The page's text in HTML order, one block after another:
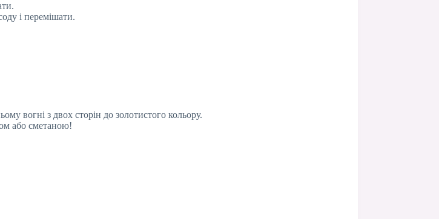
і перемішати.
вогні з двох сторін до золотистого кольору.
або сметаною!